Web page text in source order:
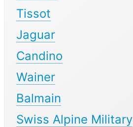
Tissot
Jaguar
Candino
Wainer
Balmain
Swiss Alpine Military